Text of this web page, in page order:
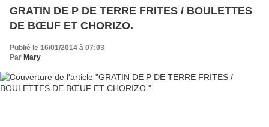
GRATIN DE P DE TERRE FRITES / BOULETTES
DE BŒUF ET CHORIZO.
Publié le 16/01/2014 à 07:03
Par Mary